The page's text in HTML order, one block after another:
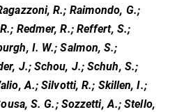
R.; Raimondo, G.;
Redmer, R.; Reffert, S.;
I. W.; Salmon, S.;
J.; Schou, J.; Schuh, S.;
A.; Silvotti, R.; Skillen, I.;
S. G.; Sozzetti, A.; Stello,